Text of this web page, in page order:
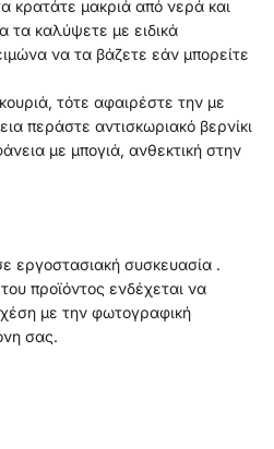
κρατάτε μακριά από νερά και
τα καλύψετε με ειδικά
να τα βάζετε εάν μπορείτε
τότε αφαιρέστε την με
περάστε αντισκωριακό βερνίκι
με μπογιά, ανθεκτική στην
εργοστασιακή συσκευασία .
προϊόντος ενδέχεται να
με την φωτογραφική
σας.